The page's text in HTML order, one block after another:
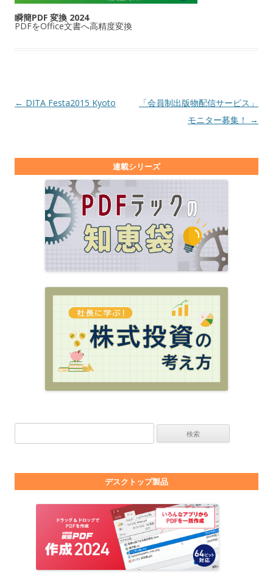
瞬簡PDF 変換 2024
PDFをOffice文書へ高精度変換
投稿ナビゲーション
← DITA Festa2015 Kyoto
「会員制出版物配信サービス」
モニター募集！
→
連載シリーズ
デスクトップ製品